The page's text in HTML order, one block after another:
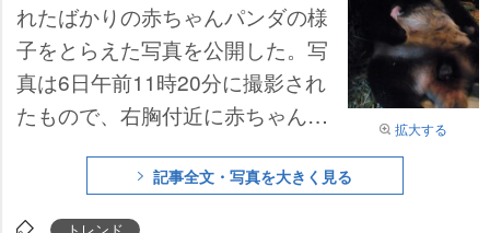
拡大する
れたばかりの赤ちゃんパンダの様
子をとらえた写真を公開した。写
真は6日午前11時20分に撮影され
たもので、右胸付近に赤ちゃんを
一生懸命おっぱいを吸っている赤
ちゃんパンダの様子をとらえてい
記事全文・写真を大きく見る